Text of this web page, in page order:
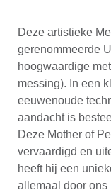
Deze artistieke
gerenommeerde
hoogwaardige
messing). In een
eeuwenoude
aandacht is
Deze Mother of
vervaardigd en
heeft hij een
allemaal door ons